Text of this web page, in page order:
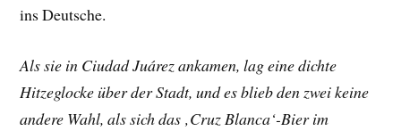
ins Deutsche.
Als sie in Ciudad Juárez ankamen, lag eine dichte
Hitzeglocke über der Stadt, und es blieb den zwei keine
andere Wahl, als sich das ‚Cruz Blanca‘-Bier im